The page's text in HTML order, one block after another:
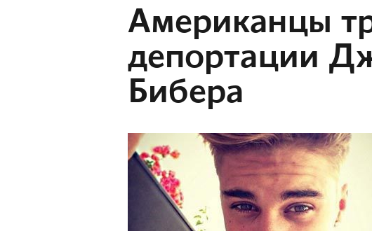
Американцы
депортации
Бибера